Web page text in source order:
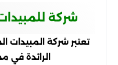
شركة
تعتبر شركة
الرائدة في